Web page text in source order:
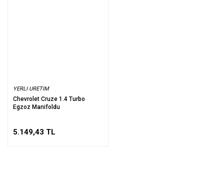
YERLI URETIM
Chevrolet Cruze 1.4 Turbo
Egzoz Manifoldu
5.149,43 TL